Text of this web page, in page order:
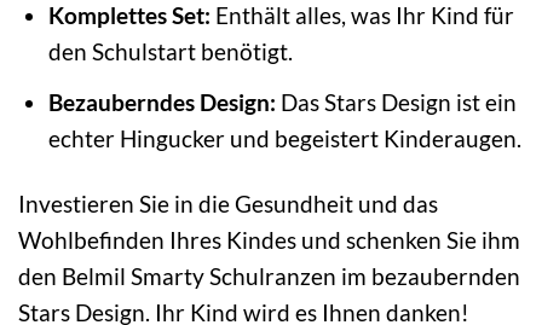
Komplettes Set: Enthält alles, was Ihr Kind für
den Schulstart benötigt.
Bezauberndes Design: Das Stars Design ist ein
echter Hingucker und begeistert Kinderaugen.
Investieren Sie in die Gesundheit und das
Wohlbefinden Ihres Kindes und schenken Sie ihm
den Belmil Smarty Schulranzen im bezaubernden
Stars Design. Ihr Kind wird es Ihnen danken!